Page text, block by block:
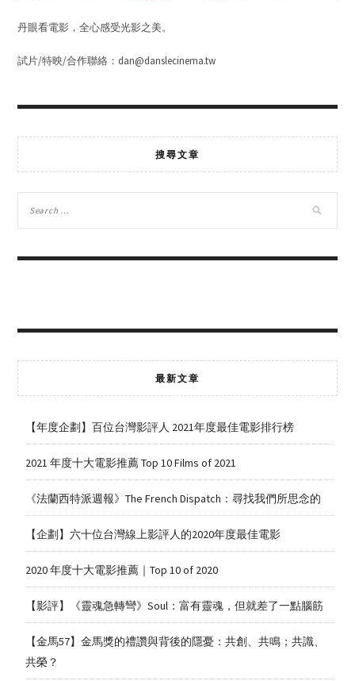
丹眼看電影，全心感受光影之美。
試片/特映/合作聯絡：dan@danslecinema.tw
搜尋文章
最新文章
【年度企劃】百位台灣影評人 2021年度最佳電影排行榜
2021 年度十大電影推薦 Top 10 Films of 2021
《法蘭西特派週報》The French Dispatch：尋找我們所思念的
【企劃】六十位台灣線上影評人的2020年度最佳電影
2020 年度十大電影推薦｜Top 10 of 2020
【影評】《靈魂急轉彎》Soul：富有靈魂，但就差了一點腦筋
【金馬57】金馬獎的禮讚與背後的隱憂：共創、共鳴；共識、
共榮？